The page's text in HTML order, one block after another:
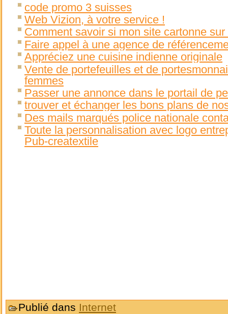
code promo 3 suisses
Web Vizion, à votre service !
Comment savoir si mon site cartonne
Faire appel à une agence de
Appréciez une cuisine indienne originale
Vente de portefeuilles et de
femmes
Passer une annonce dans le portail de
trouver et échanger les bons plans de
Des mails marqués police nationale
Toute la personnalisation avec logo
Pub-creatextile
Publié dans Internet